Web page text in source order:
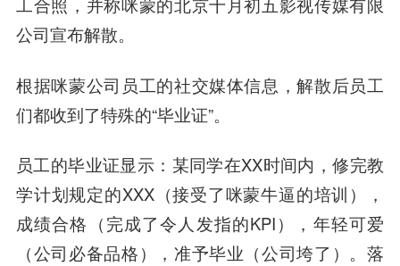
公司宣布解散。
根据咪蒙公司员工的社交媒体信息，解散后员工
们都收到了特殊的“毕业证”。
员工的毕业证显示：某同学在XX时间内，修完教
学计划规定的XXX（接受了咪蒙牛逼的培训），
成绩合格（完成了令人发指的KPI），年轻可爱
（公司必备品格），准予毕业（公司垮了）。落